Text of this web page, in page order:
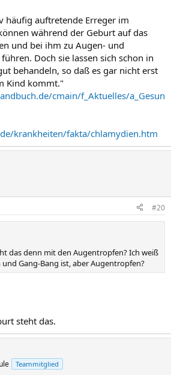
häufig auftretende Erreger im
während der Geburt auf das
und bei ihm zu Augen- und
Doch sie lassen sich schon in
behandeln, so daß es gar nicht erst
Kind kommt."
cmain/f_Aktuelles/a_Gesun
krankheiten/fakta/chlamydien.htm
#20
das denn mit den Augentropfen? Ich weiß
Gang-Bang ist, aber Augentropfen?
steht das.
Teammitglied